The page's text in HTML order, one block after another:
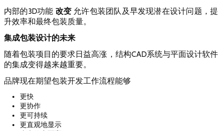
内部的3D功能 改变 允许包装团队及早发现潜在设计问题，提
升效率和最终包装质量。
集成包装设计的未来
随着包装项目的要求日益高涨，结构CAD系统与平面设计软件
的集成变得越来越重要。
品牌现在期望包装开发工作流程能够
更快
更协作
更可持续
更直观地显示